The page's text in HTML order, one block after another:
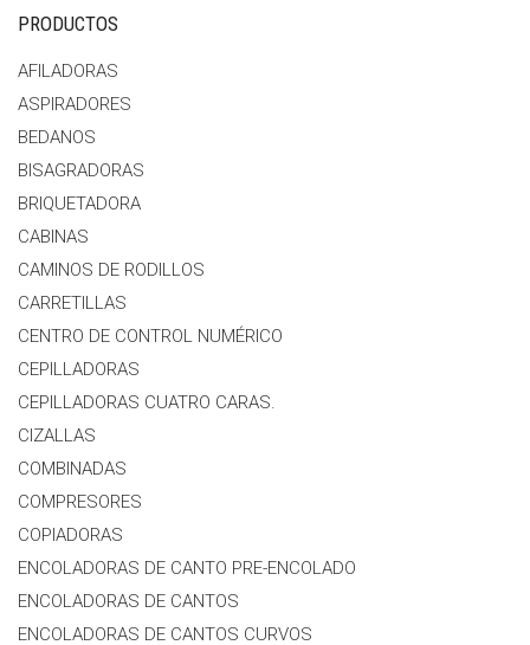
PRODUCTOS
AFILADORAS
ASPIRADORES
BEDANOS
BISAGRADORAS
BRIQUETADORA
CABINAS
CAMINOS DE RODILLOS
CARRETILLAS
CENTRO DE CONTROL NUMÉRICO
CEPILLADORAS
CEPILLADORAS CUATRO CARAS.
CIZALLAS
COMBINADAS
COMPRESORES
COPIADORAS
ENCOLADORAS DE CANTO PRE-ENCOLADO
ENCOLADORAS DE CANTOS
ENCOLADORAS DE CANTOS CURVOS